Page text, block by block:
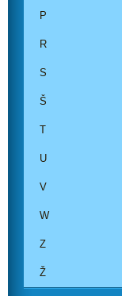
P
R
S
Š
T
U
V
W
Z
Ž